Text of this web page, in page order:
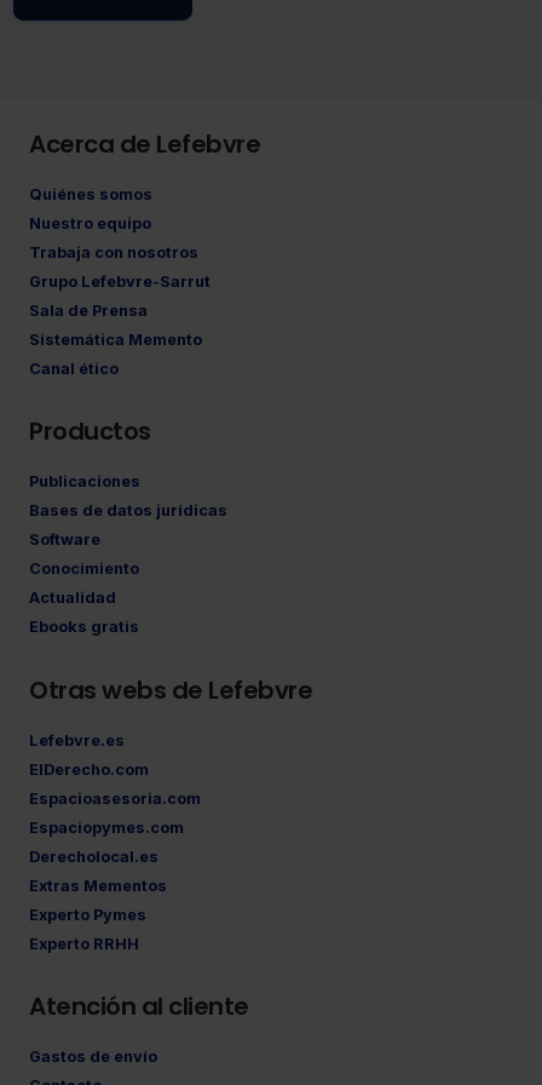
Acerca de Lefebvre
Quiénes somos
Nuestro equipo
Trabaja con nosotros
Grupo Lefebvre-Sarrut
Sala de Prensa
Sistemática Memento
Canal ético
Productos
Publicaciones
Bases de datos jurídicas
Software
Conocimiento
Actualidad
Ebooks gratis
Otras webs de Lefebvre
Lefebvre.es
ElDerecho.com
Espacioasesoria.com
Espaciopymes.com
Derecholocal.es
Extras Mementos
Experto Pymes
Experto RRHH
Atención al cliente
Gastos de envío